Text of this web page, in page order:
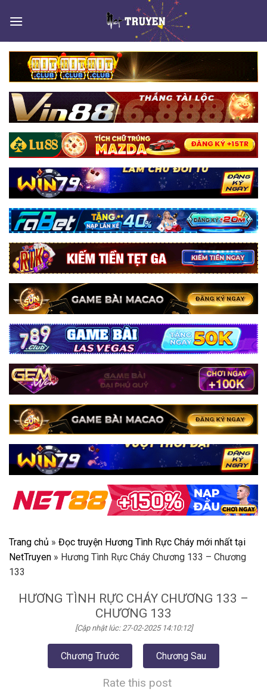
Trang chủ » Đọc truyện Hương Tình Rực Cháy mới nhất tại
NetTruyen » Hương Tình Rực Cháy Chương 133 – Chương
133
HƯƠNG TÌNH RỰC CHÁY CHƯƠNG 133 –
CHƯƠNG 133
[Cập nhật lúc: 27-02-2025 14:10:12]
Chương Trước Chương Sau
Rate this post